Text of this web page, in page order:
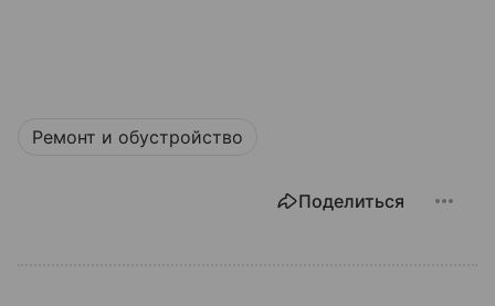
Ремонт и обустройство
Поделиться